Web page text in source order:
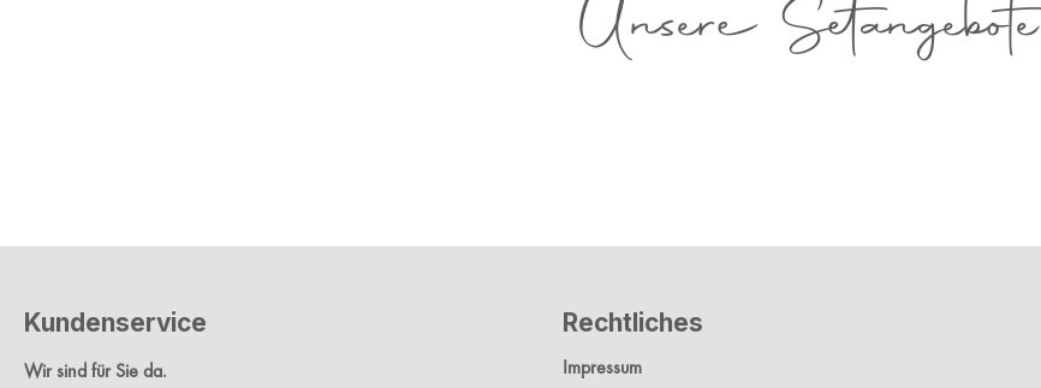
Unsere Setangebote
Kundenservice
Wir sind für Sie da.
Rechtliches
Impressum